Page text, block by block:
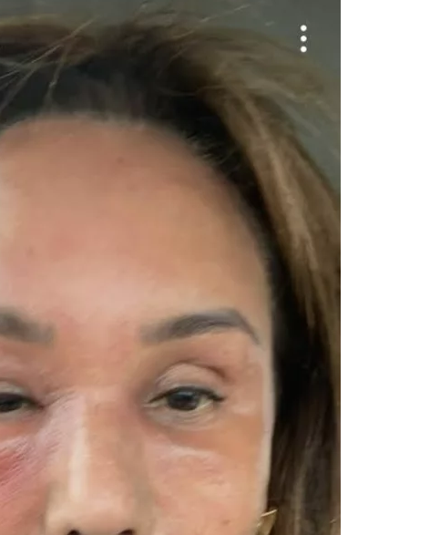
Jeroen nog helemaal niet kende, wel eens
altijd ontrouw was,” vertelt Anouk in